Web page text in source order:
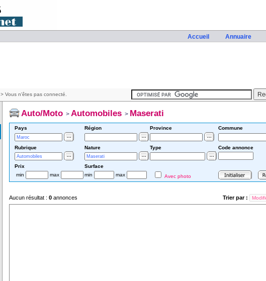
Accueil Annuaire
> Vous n'êtes pas connecté.
Auto/Moto> Automobiles> Maserati
Pays Région Province Commune
Rubrique Nature Type Code annonce
Prix
Surface
min
max min max Avec photo
Aucun résultat : 0annonces Trier par :